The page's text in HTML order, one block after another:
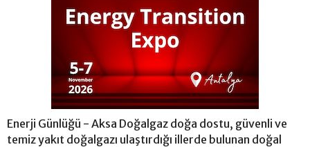
Enerji Günlüğü - Aksa Doğalgaz doğa dostu, güvenli ve
temiz yakıt doğalgazı ulaştırdığı illerde bulunan doğal